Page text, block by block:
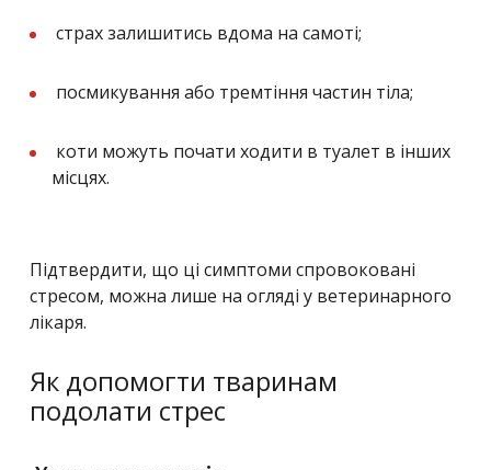
страх залишитись вдома на самоті;
посмикування або тремтіння частин тіла;
коти можуть почати ходити в туалет в інших
місцях.
Підтвердити, що ці симптоми спровоковані
стресом, можна лише на огляді у ветеринарного
лікаря.
Як допомогти тваринам
подолати стрес